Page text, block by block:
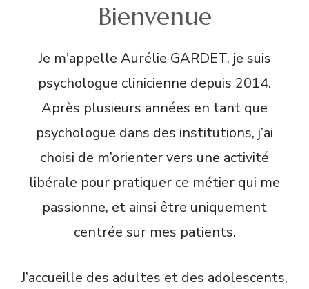
Bienvenue
Je m’appelle Aurélie GARDET, je suis
psychologue clinicienne depuis 2014.
Après plusieurs années en tant que
psychologue dans des institutions, j’ai
choisi de m’orienter vers une activité
libérale pour pratiquer ce métier qui me
passionne, et ainsi être uniquement
centrée sur mes patients.
J’accueille des adultes et des adolescents,